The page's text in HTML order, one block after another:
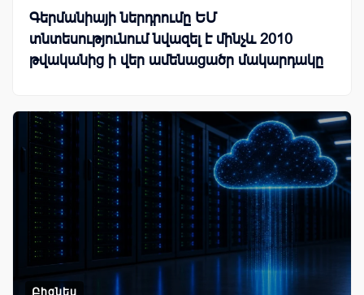
Գերմանիայի ներդրումը ԵՄ
տնտեսությունում նվազել է մինչև 2010
թվականից ի վեր ամենացածր մակարդակը
Բիզնես